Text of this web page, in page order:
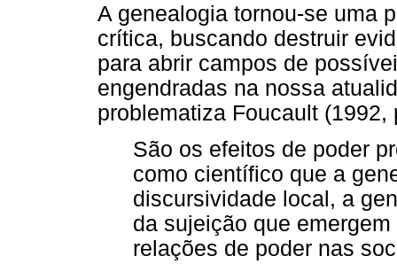
A genealogia tornou-se uma
crítica, buscando destruir
para abrir campos de
engendradas na nossa
problematiza Foucault (1992,
São os efeitos de poder
como científico que a
discursividade local, a
da sujeição que
relações de poder nas